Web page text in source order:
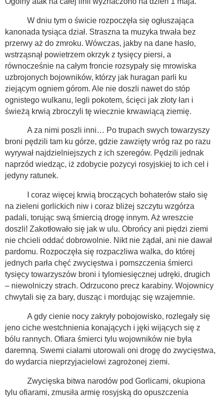
W dniu tym o świcie rozpoczęła się ogłuszająca
kanonada tysiąca dział. Straszna ta muzyka trwała bez
przerwy aż do zmroku. Wówczas, jakby na dane hasło,
wstrząsnął powietrzem okrzyk z tysięcy piersi, a
równocześnie na całym froncie rozsypały się mrowiska
uzbrojonych bojowników, którzy jak huragan parli ku
ziejącym ogniem górom. Ale nie doszli nawet do stóp
ognistego wulkanu, legli pokotem, ścięci jak złoty łan i
świeżą krwią zbroczyli tę wiecznie krwawiącą ziemię.
A za nimi poszli inni… Po trupach swych towarzyszy
broni pędzili tam ku górze, gdzie zawzięty wróg raz po razu
wyrywał najdzielniejszych z ich szeregów. Pędzili jednak
naprzód wiedząc, iż zdobycie pozycyi rosyjskiej to ich cel i
jedyny ratunek.
I coraz więcej krwią broczących bohaterów stało się
na zieleni gorlickich niw i coraz bliżej szczytu wzgórza
padali, torując swą śmiercią drogę innym. Aż wreszcie
doszli! Zakotłowało się jak w ulu. Obrońcy ani piędzi ziemi
nie chcieli oddać dobrowolnie. Nikt nie żądał, ani nie dawał
pardomu. Rozpoczęła się rozpaczliwa walka, do której
jednych parła chęć zwycięstwa i pomszczenia śmierci
tysięcy towarzyszów broni i tylomiesięcznej udręki, drugich
– niewolniczy strach. Odrzucono precz karabiny. Wojownicy
chwytali się za bary, dusząc i mordując się wzajemnie.
A gdy cienie nocy zakryły pobojowisko, rozlegały się
jeno ciche westchnienia konających i jęki wijących się z
bólu rannych. Ofiara śmierci tylu wojowników nie była
daremną. Swemi ciałami utorowali oni drogę do zwycięstwa,
do wydarcia nieprzyjacielowi zagrożonej ziemi.
Zwycięska bitwa narodów pod Gorlicami, okupiona
tylu ofiarami, zmusiła armię rosyjską do opuszczenia